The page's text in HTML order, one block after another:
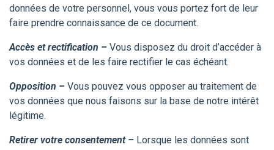
données de votre personnel, vous vous portez fort de leur
faire prendre connaissance de ce document.
Accès et rectification – Vous disposez du droit d’accéder à
vos données et de les faire rectifier le cas échéant.
Opposition – Vous pouvez vous opposer au traitement de
vos données que nous faisons sur la base de notre intérêt
légitime.
Retirer votre consentement – Lorsque les données sont